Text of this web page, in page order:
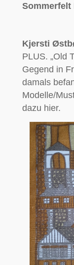
Sommerfelt
Kjersti
PLUS. „Old
Gegend in
damals
Modelle/
dazu hier.